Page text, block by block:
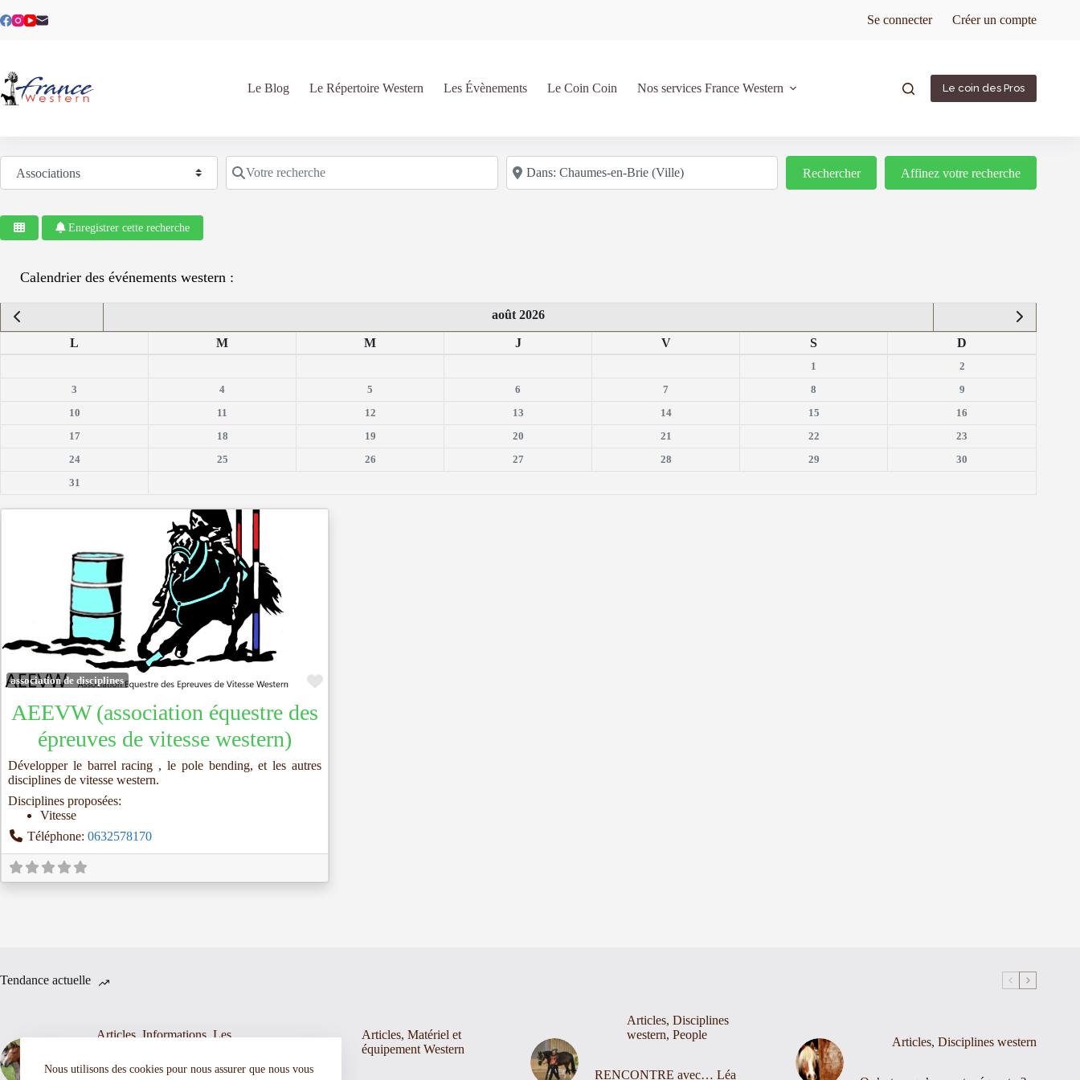
au
Nous utilisons des cookies pour nous assurer que nous vous
Se connecter Créer un compte
Le Blog Le Répertoire Western Les Évènements Le Coin Coin Nos services France Western Le coin des Pros
Sélectionnez le type de recherche Votre recherche Code postal/région/ville
RechercherRechercherAffinez votre recherche
Enregistrer cette recherche
Calendrier des événements western :
août 2026
L M M J V S D
1
2
3
4 5 6 7 8
9
10
11 12 13 14 15
16
17
18 19 20 21 22
23
24
25 26 27 28 29
30
31
association de disciplines Favoris
AEEVW (association équestre des
épreuves de vitesse western)
Développer le barrel racing , le pole bending, et les autres
disciplines de vitesse western.
Disciplines proposées:
Vitesse
Téléphone: 0632578170
Tendance actuelle
Articles,Informations,Les
Articles,Matériel et
équipement Western
Articles,Disciplines
western,People
RENCONTRE avec… Léa
Articles,Disciplines western